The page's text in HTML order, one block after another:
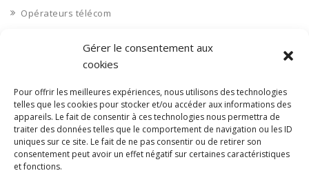
Gérer le consentement aux
cookies
Pour offrir les meilleures expériences, nous utilisons des technologies
telles que les cookies pour stocker et/ou accéder aux informations des
appareils. Le fait de consentir à ces technologies nous permettra de
traiter des données telles que le comportement de navigation ou les ID
uniques sur ce site. Le fait de ne pas consentir ou de retirer son
consentement peut avoir un effet négatif sur certaines caractéristiques
et fonctions.
Opérateurs télécom
Ouvrages d’art
Paramédical, compléments alimentaires
Paris 75
Pas de Calais 62